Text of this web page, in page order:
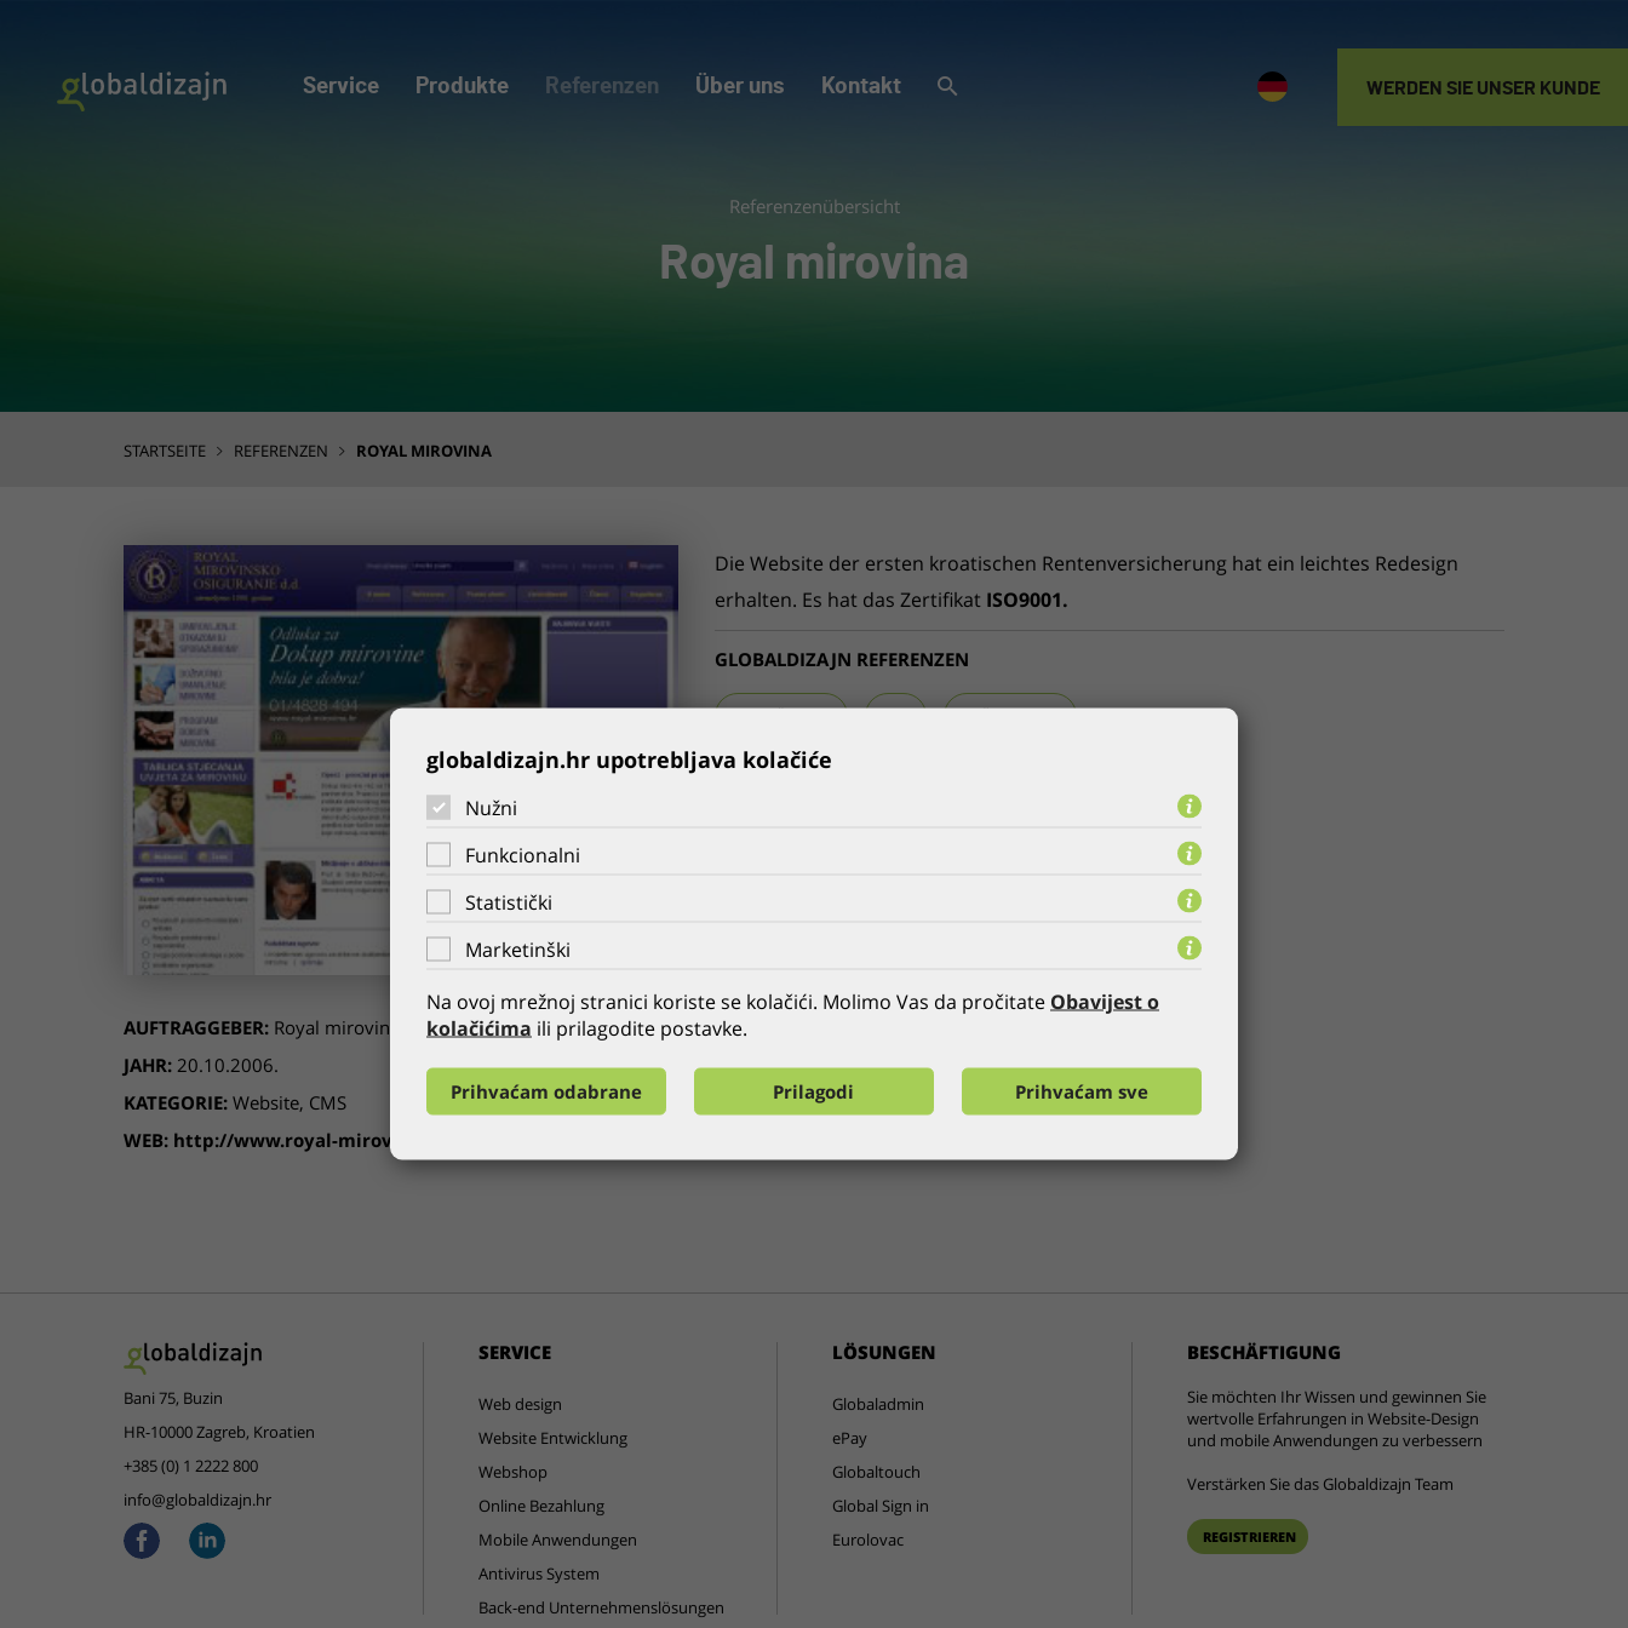
WERDEN SIE
Service Produkte Referenzen Über uns Kontakt WERDEN SIE UNSER KUNDE
Referenzenübersicht
Royal mirovina
STARTSEITE REFERENZEN ROYAL MIROVINA
AUFTRAGGEBER: Royal mirovina
JAHR: 20.10.2006.
KATEGORIE: Website, CMS
WEB: http://www.royal-mirovina.hr
Die Website der ersten kroatischen Rentenversicherung hat ein leichtes Redesign
erhalten. Es hat das Zertifikat ISO9001.
GLOBALDIZAJN REFERENZEN
FRÜHER ALLE NÄCHSTE
Bani 75, Buzin
HR-10000 Zagreb, Kroatien
+385 (0) 1 2222 800
info@globaldizajn.hr
SERVICE
Web design
Website Entwicklung
Webshop
Online Bezahlung
Mobile Anwendungen
Antivirus System
Back-end Unternehmenslösungen
LÖSUNGEN
Globaladmin
ePay
Globaltouch
Global Sign in
Eurolovac
BESCHÄFTIGUNG
Sie möchten Ihr Wissen und gewinnen Sie
wertvolle Erfahrungen in Website-Design
und mobile Anwendungen zu verbessern
Verstärken Sie das Globaldizajn Team
REGISTRIEREN
globaldizajn.hr upotrebljava kolačiće
Nužni
Funkcionalni
Statistički
Marketinški
Na ovoj mrežnoj stranici koriste se kolačići. Molimo Vas da pročitate Obavijest o
kolačićima ili prilagodite postavke.
Prihvaćam odabrane Prilagodi Prihvaćam sve